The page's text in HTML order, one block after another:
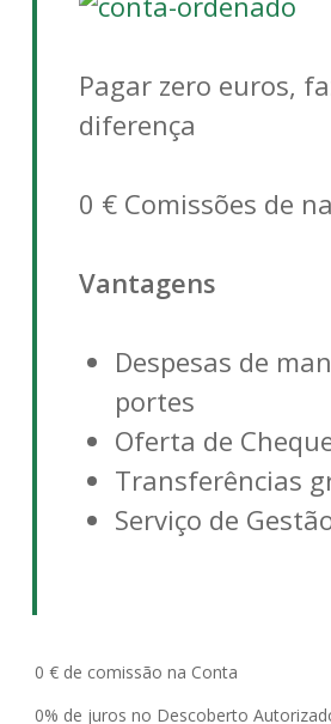
Pagar zero euros,
diferença
0 € Comissões de
Vantagens
Despesas de
portes
Oferta de
Transferências
Serviço de
0 € de comissão na Conta
0% de juros no Descoberto